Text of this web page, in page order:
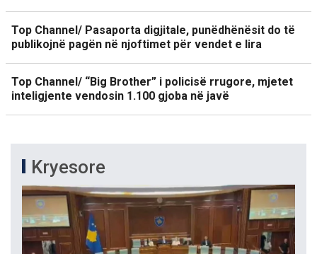
Top Channel/ Pasaporta digjitale, punëdhënësit do të
publikojnë pagën në njoftimet për vendet e lira
Top Channel/ “Big Brother” i policisë rrugore, mjetet
inteligjente vendosin 1.100 gjoba në javë
Kryesore